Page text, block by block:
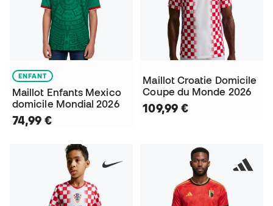
ENFANT
Maillot Enfants Mexico
domicile Mondial 2026
74,99 €
Maillot Croatie Domicile
Coupe du Monde 2026
109,99 €